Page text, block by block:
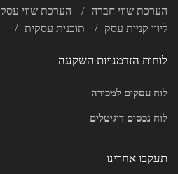
הערכת שווי חברה
הערכת שווי עסק
ליווי קניית עסק
תוכנית עסקית
לוחות הזדמנויות השקעה
לוח עסקים למכירה
לוח נכסים דיגיטלים
תעקבו אחרינו